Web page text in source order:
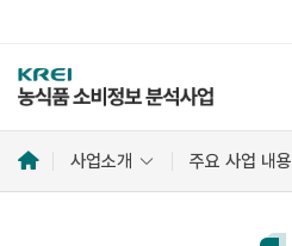
홈
사업소개 주요 사업 내용